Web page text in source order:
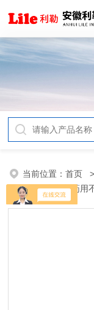
当前位置：首页
阀
> 米勒制药用